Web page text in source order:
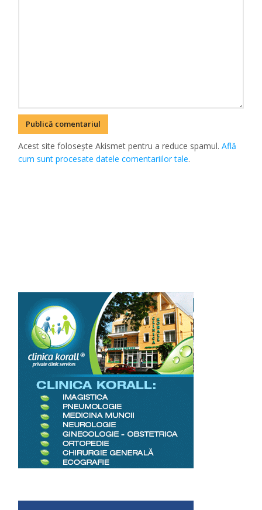
Acest site folosește Akismet pentru a reduce spamul.Află
cum sunt procesate datele comentariilor tale.